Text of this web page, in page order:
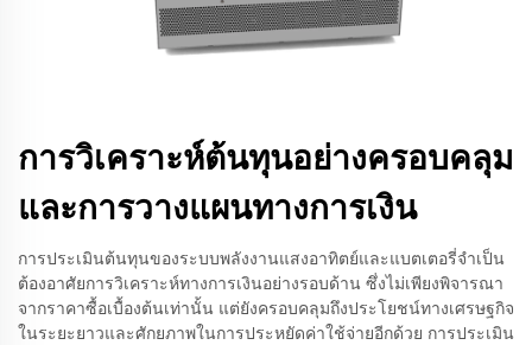
การวิเคราะห์ต้นทุนอย่างครอบคลุม
และการวางแผนทางการเงิน
การประเมินต้นทุนของระบบพลังงานแสงอาทิตย์และแบตเตอรี่จำเป็น
ต้องอาศัยการวิเคราะห์ทางการเงินอย่างรอบด้าน ซึ่งไม่เพียงพิจารณา
จากราคาซื้อเบื้องต้นเท่านั้น แต่ยังครอบคลุมถึงประโยชน์ทางเศรษฐกิจ
ในระยะยาวและศักยภาพในการประหยัดค่าใช้จ่ายอีกด้วย การประเมิน